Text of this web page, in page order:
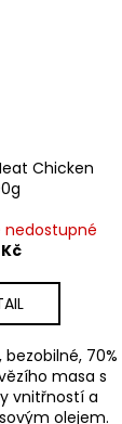
Chicken
70%
masa s
vnitřností a
olejem.